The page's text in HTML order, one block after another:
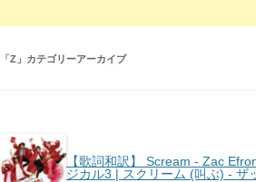
「Z 」カテゴリーアーカイブ
【歌詞和訳】 Scream - Zac
ジカル3 | スクリーム (叫ぶ) - ザ